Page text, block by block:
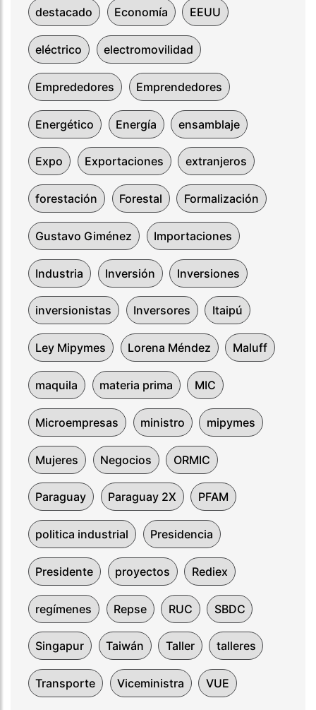
destacado Economía EEUU
eléctrico electromovilidad
Emprededores Emprendedores
Energético Energía ensamblaje
Expo Exportaciones extranjeros
forestación Forestal Formalización
Gustavo Giménez Importaciones
Industria Inversión Inversiones
inversionistas Inversores Itaipú
Ley Mipymes Lorena Méndez Maluff
maquila materia prima MIC
Microempresas ministro mipymes
Mujeres Negocios ORMIC
Paraguay Paraguay 2X PFAM
politica industrial Presidencia
Presidente proyectos Rediex
regímenes Repse RUC SBDC
Singapur Taiwán Taller talleres
Transporte Viceministra VUE